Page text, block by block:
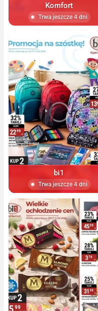
Komfort
Trwa jeszcze 4 dni
bi1
Trwa jeszcze 4 dni